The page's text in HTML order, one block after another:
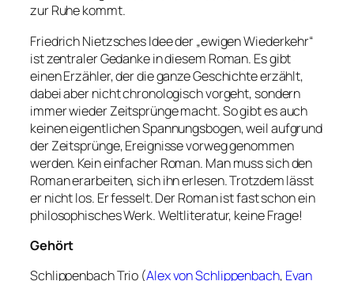
zur Ruhe kommt.
Friedrich Nietzsches Idee der „ewigen Wiederkehr“
ist zentraler Gedanke in diesem Roman. Es gibt
einen Erzähler, der die ganze Geschichte erzählt,
dabei aber nicht chronologisch vorgeht, sondern
immer wieder Zeitsprünge macht. So gibt es auch
keinen eigentlichen Spannungsbogen, weil aufgrund
der Zeitsprünge, Ereignisse vorweg genommen
werden. Kein einfacher Roman. Man muss sich den
Roman erarbeiten, sich ihn erlesen. Trotzdem lässt
er nicht los. Er fesselt. Der Roman ist fast schon ein
philosophisches Werk. Weltliteratur, keine Frage!
Gehört
Schlippenbach Trio (Alex von Schlippenbach, Evan